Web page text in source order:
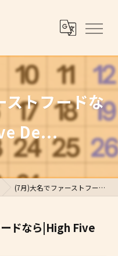
トフードな
De...
(7月)大名でファーストフードなら|High Five De...
ドなら|High Five